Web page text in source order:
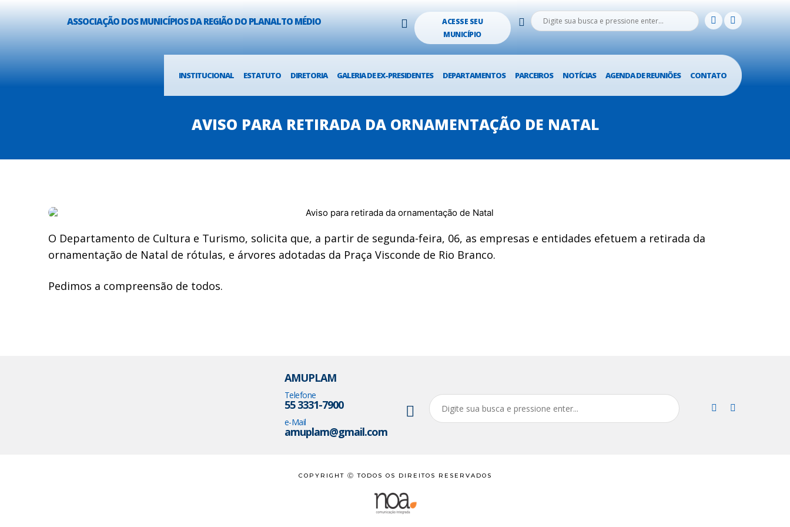
ASSOCIAÇÃO DOS MUNICÍPIOS DA REGIÃO DO PLANALTO MÉDIO
ACESSE SEU
MUNICÍPIO
INSTITUCIONAL ESTATUTO DIRETORIA GALERIA DE EX-PRESIDENTES DEPARTAMENTOS PARCEIROS NOTÍCIAS AGENDA DE REUNIÕES CONTATO
AVISO PARA RETIRADA DA ORNAMENTAÇÃO DE NATAL
O Departamento de Cultura e Turismo, solicita que, a partir de segunda-feira, 06, as empresas e entidades efetuem a retirada da
ornamentação de Natal de rótulas, e árvores adotadas da Praça Visconde de Rio Branco.
Pedimos a compreensão de todos.
AMUPLAM
Telefone
55 3331-7900
e-Mail
amuplam@gmail.com
COPYRIGHT Ⓒ TODOS OS DIREITOS RESERVADOS